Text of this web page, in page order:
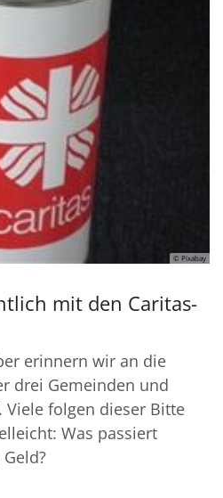
© Pixabay
mit den Caritas-
erinnern wir an die
drei Gemeinden und
Viele folgen dieser Bitte
Was passiert